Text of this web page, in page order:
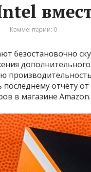
Комментарии: 0
безостановочно
последнему отчёту
в магазине Amazon.